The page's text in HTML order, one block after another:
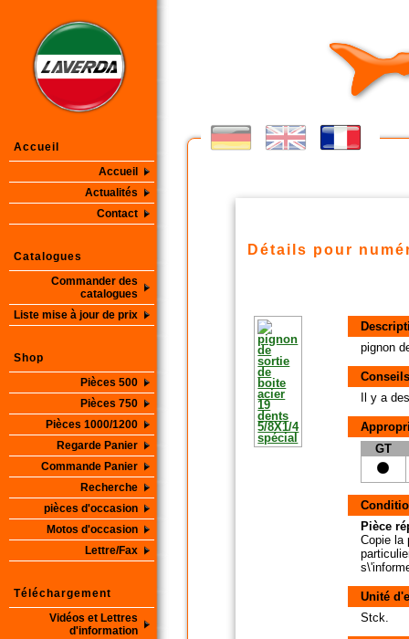
Accueil
Accueil
Actualités
Contact
Catalogues
Commander des
catalogues
Liste mise à jour de prix
Shop
Pièces 500
Pièces 750
Pièces 1000/1200
Regarde Panier
Commande Panier
Recherche
pièces d'occasion
Motos d'occasion
Lettre/Fax
Téléchargement
Vidéos et Lettres
d'information
Détails pour
pignon
Il y a
GT
Pièce
Copie la
Unité
Stck.